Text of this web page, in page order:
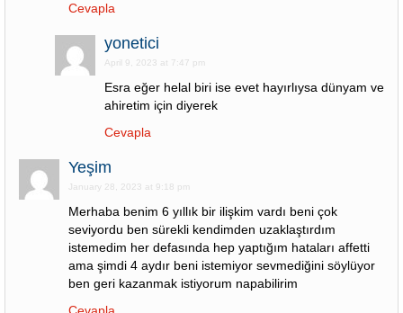
Cevapla
yonetici
April 9, 2023 at 7:47 pm
Esra eğer helal biri ise evet hayırlıysa dünyam ve
ahiretim için diyerek
Cevapla
Yeşim
January 28, 2023 at 9:18 pm
Merhaba benim 6 yıllık bir ilişkim vardı beni çok
seviyordu ben sürekli kendimden uzaklaştırdım
istemedim her defasında hep yaptığım hataları affetti
ama şimdi 4 aydır beni istemiyor sevmediğini söylüyor
ben geri kazanmak istiyorum napabilirim